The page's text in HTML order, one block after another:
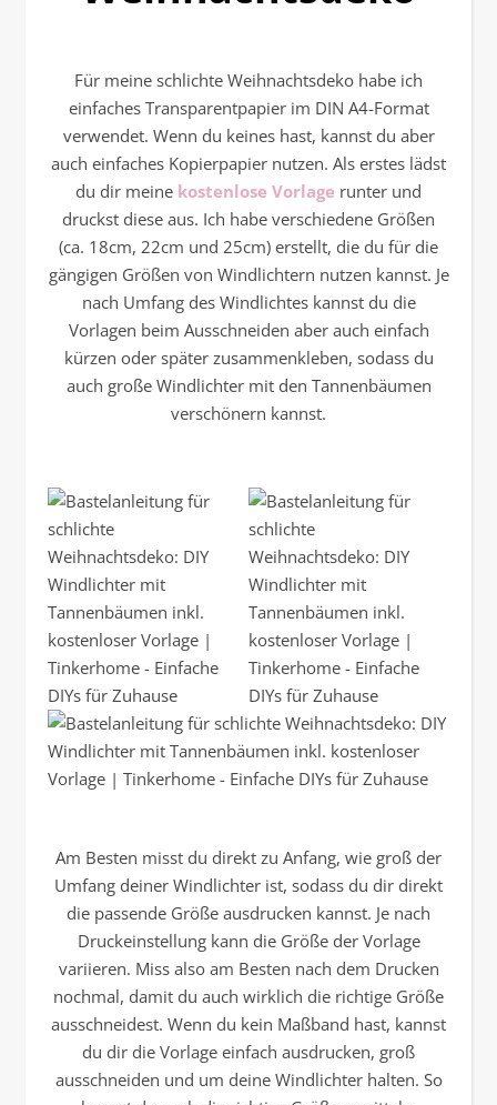
Für meine schlichte Weihnachtsdeko habe ich
einfaches Transparentpapier im DIN A4-Format
verwendet. Wenn du keines hast, kannst du aber
auch einfaches Kopierpapier nutzen. Als erstes lädst
du dir meine kostenlose Vorlage runter und
druckst diese aus. Ich habe verschiedene Größen
(ca. 18cm, 22cm und 25cm) erstellt, die du für die
gängigen Größen von Windlichtern nutzen kannst. Je
nach Umfang des Windlichtes kannst du die
Vorlagen beim Ausschneiden aber auch einfach
kürzen oder später zusammenkleben, sodass du
auch große Windlichter mit den Tannenbäumen
verschönern kannst.
Am Besten misst du direkt zu Anfang, wie groß der
Umfang deiner Windlichter ist, sodass du dir direkt
die passende Größe ausdrucken kannst. Je nach
Druckeinstellung kann die Größe der Vorlage
variieren. Miss also am Besten nach dem Drucken
nochmal, damit du auch wirklich die richtige Größe
ausschneidest. Wenn du kein Maßband hast, kannst
du dir die Vorlage einfach ausdrucken, groß
ausschneiden und um deine Windlichter halten. So